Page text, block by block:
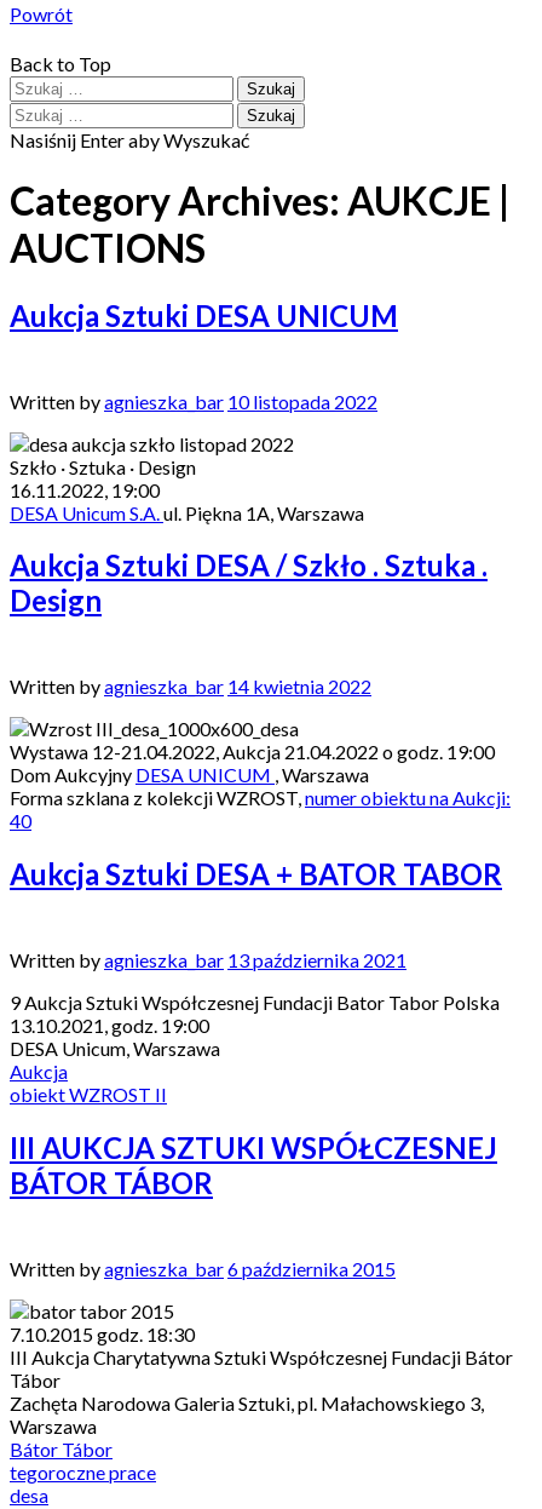
Powrót
Back to Top
Szukaj:
Szukaj:
Nasiśnij Enter aby Wyszukać
Category Archives: AUKCJE |
AUCTIONS
Aukcja Sztuki DESA UNICUM
Written byagnieszka_bar 10 listopada 2022
Szkło · Sztuka · Design
16.11.2022, 19:00
DESA Unicum S.A. ul. Piękna 1A, Warszawa
Aukcja Sztuki DESA / Szkło . Sztuka .
Design
Written byagnieszka_bar 14 kwietnia 2022
Wystawa 12-21.04.2022, Aukcja 21.04.2022 o godz. 19:00
Dom Aukcyjny DESA UNICUM , Warszawa
Forma szklana z kolekcji WZROST,numer obiektu na Aukcji:
40
Aukcja Sztuki DESA + BATOR TABOR
Written byagnieszka_bar 13 października 2021
9 Aukcja Sztuki Współczesnej Fundacji Bator Tabor Polska
13.10.2021, godz. 19:00
DESA Unicum, Warszawa
Aukcja
obiekt WZROST II
III AUKCJA SZTUKI WSPÓŁCZESNEJ
BÁTOR TÁBOR
Written byagnieszka_bar6 października 2015
7.10.2015 godz. 18:30
III Aukcja Charytatywna Sztuki Współczesnej Fundacji Bátor
Tábor
Zachęta Narodowa Galeria Sztuki, pl. Małachowskiego 3,
Warszawa
Bátor Tábor
tegoroczne prace
desa